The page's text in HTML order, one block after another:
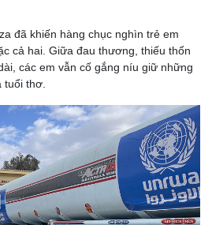
đã khiến hàng chục nghìn trẻ em
cả hai. Giữa đau thương, thiếu thốn
các em vẫn cố gắng níu giữ những
tuổi thơ.